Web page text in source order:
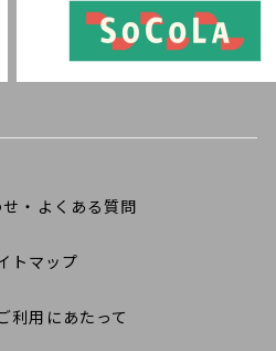
・よくある質問
トマップ
利用にあたって